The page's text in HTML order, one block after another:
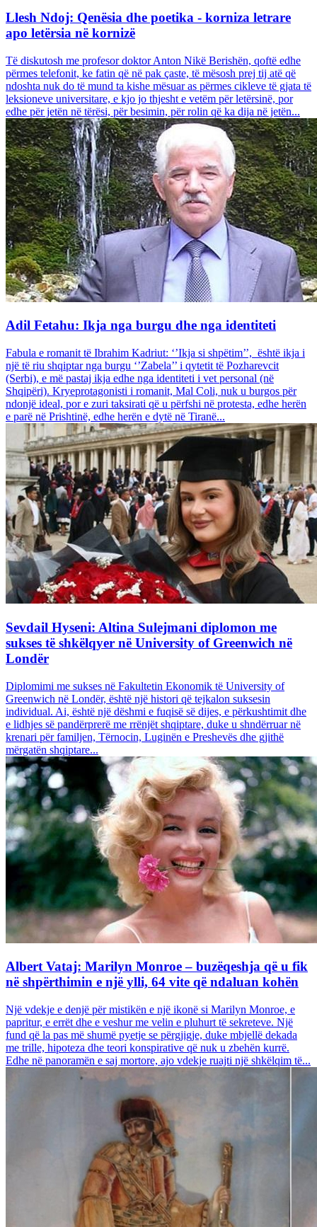
Llesh Ndoj: Qenësia dhe poetika - korniza letrare
apo letërsia në kornizë
Të diskutosh me profesor doktor Anton Nikë Berishën, qoftë edhe
përmes telefonit, ke fatin që në pak çaste, të mësosh prej tij atë që
ndoshta nuk do të mund ta kishe mësuar as përmes cikleve të gjata të
leksioneve universitare, e kjo jo thjesht e vetëm për letërsinë, por
edhe për jetën në tërësi, për besimin, për rolin që ka dija në jetën...
Adil Fetahu: Ikja nga burgu dhe nga identiteti
Fabula e romanit të Ibrahim Kadriut: ‘’Ikja si shpëtim’’, është ikja i
një të riu shqiptar nga burgu ‘’Zabela’’ i qytetit të Pozharevcit
(Serbi), e më pastaj ikja edhe nga identiteti i vet personal (në
Shqipëri). Kryeprotagonisti i romanit, Mal Coli, nuk u burgos për
ndonjë ideal, por e zuri taksirati që u përfshi në protesta, edhe herën
e parë në Prishtinë, edhe herën e dytë në Tiranë...
Sevdail Hyseni: Altina Sulejmani diplomon me
sukses të shkëlqyer në University of Greenwich në
Londër
Diplomimi me sukses në Fakultetin Ekonomik të University of
Greenwich në Londër, është një histori që tejkalon suksesin
individual. Ai, është një dëshmi e fuqisë së dijes, e përkushtimit dhe
e lidhjes së pandërprerë me rrënjët shqiptare, duke u shndërruar në
krenari për familjen, Tërnocin, Luginën e Preshevës dhe gjithë
mërgatën shqiptare...
Albert Vataj: Marilyn Monroe – buzëqeshja që u fik
në shpërthimin e një ylli, 64 vite që ndaluan kohën
Një vdekje e denjë për mistikën e një ikonë si Marilyn Monroe, e
papritur, e errët dhe e veshur me velin e pluhurt të sekreteve. Një
fund që la pas më shumë pyetje se përgjigje, duke mbjellë dekada
me trille, hipoteza dhe teori konspirative që nuk u zbehën kurrë.
Edhe në panoramën e saj mortore, ajo vdekje ruajti një shkëlqim të...